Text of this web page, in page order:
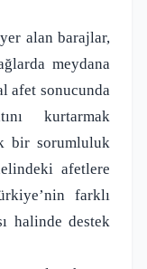
alan barajlar,
meydana
afet sonucunda
kurtarmak
bir sorumluluk
afetlere
farklı
halinde destek